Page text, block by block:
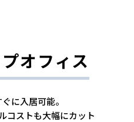
オフィス
に入居可能。
コストも大幅にカット